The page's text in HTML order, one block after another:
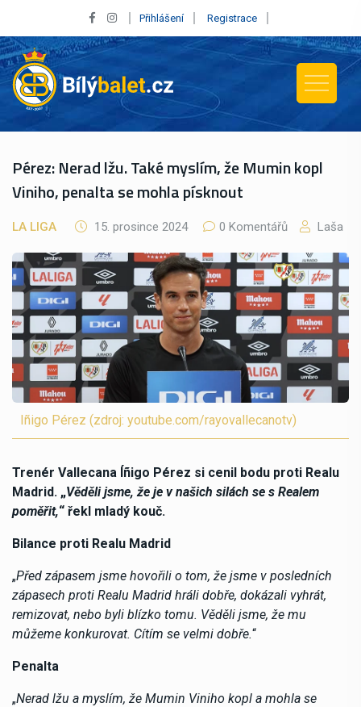
Přihlášení Registrace
Pérez: Nerad lžu. Také myslím, že Mumin kopl
Viniho, penalta se mohla písknout
LA LIGA 15. prosince 2024 0 Komentářů Laša
Iñigo Pérez (zdroj: youtube.com/rayovallecanotv)
Trenér Vallecana Íñigo Pérez si cenil bodu proti Realu
Madrid. „Věděli jsme, že je v našich silách se s Realem
poměřit,“ řekl mladý kouč.
Bilance proti Realu Madrid
„Před zápasem jsme hovořili o tom, že jsme v posledních
zápasech proti Realu Madrid hráli dobře, dokázali vyhrát,
remizovat, nebo byli blízko tomu. Věděli jsme, že mu
můžeme konkurovat. Cítím se velmi dobře.“
Penalta
„Nerad lžu a myslím, že Mumin Viniho kopl a mohla se